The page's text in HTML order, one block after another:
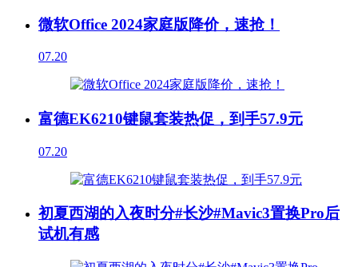
微软Office 2024家庭版降价，速抢！
07.20
富德EK6210键鼠套装热促，到手57.9元
07.20
初夏西湖的入夜时分#长沙#Mavic3置换Pro后
试机有感